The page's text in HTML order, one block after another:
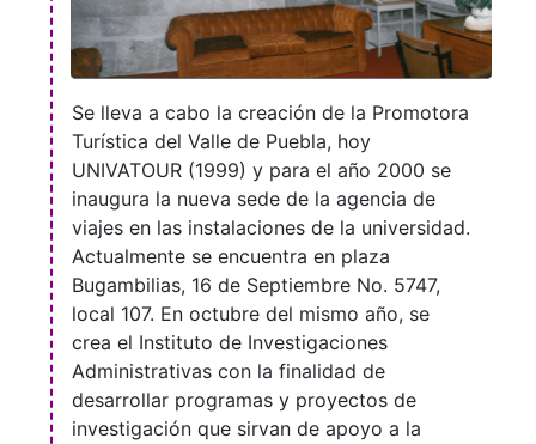
Se lleva a cabo la creación de la Promotora
Turística del Valle de Puebla, hoy
UNIVATOUR (1999) y para el año 2000 se
inaugura la nueva sede de la agencia de
viajes en las instalaciones de la universidad.
Actualmente se encuentra en plaza
Bugambilias, 16 de Septiembre No. 5747,
local 107. En octubre del mismo año, se
crea el Instituto de Investigaciones
Administrativas con la finalidad de
desarrollar programas y proyectos de
investigación que sirvan de apoyo a la